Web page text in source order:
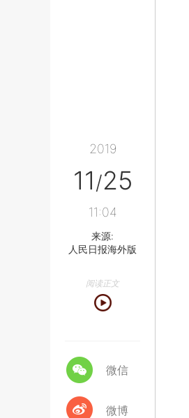
2019
11/25
11:04
来源:
人民日报海外版
阅读正文
微信
微博